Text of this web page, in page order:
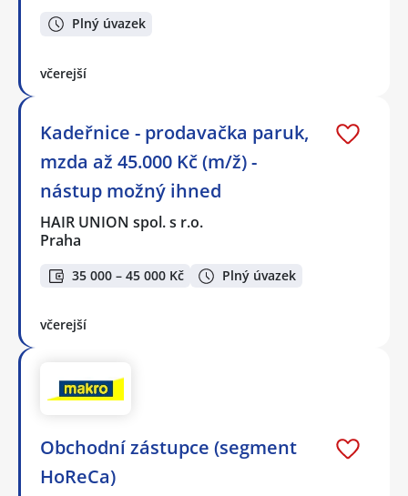
Plný úvazek
včerejší
Kadeřnice - prodavačka paruk,
mzda až 45.000 Kč (m/ž) -
nástup možný ihned
HAIR UNION spol. s r.o.
Praha
35 000 – 45 000 Kč Plný úvazek
včerejší
Obchodní zástupce (segment
HoReCa)